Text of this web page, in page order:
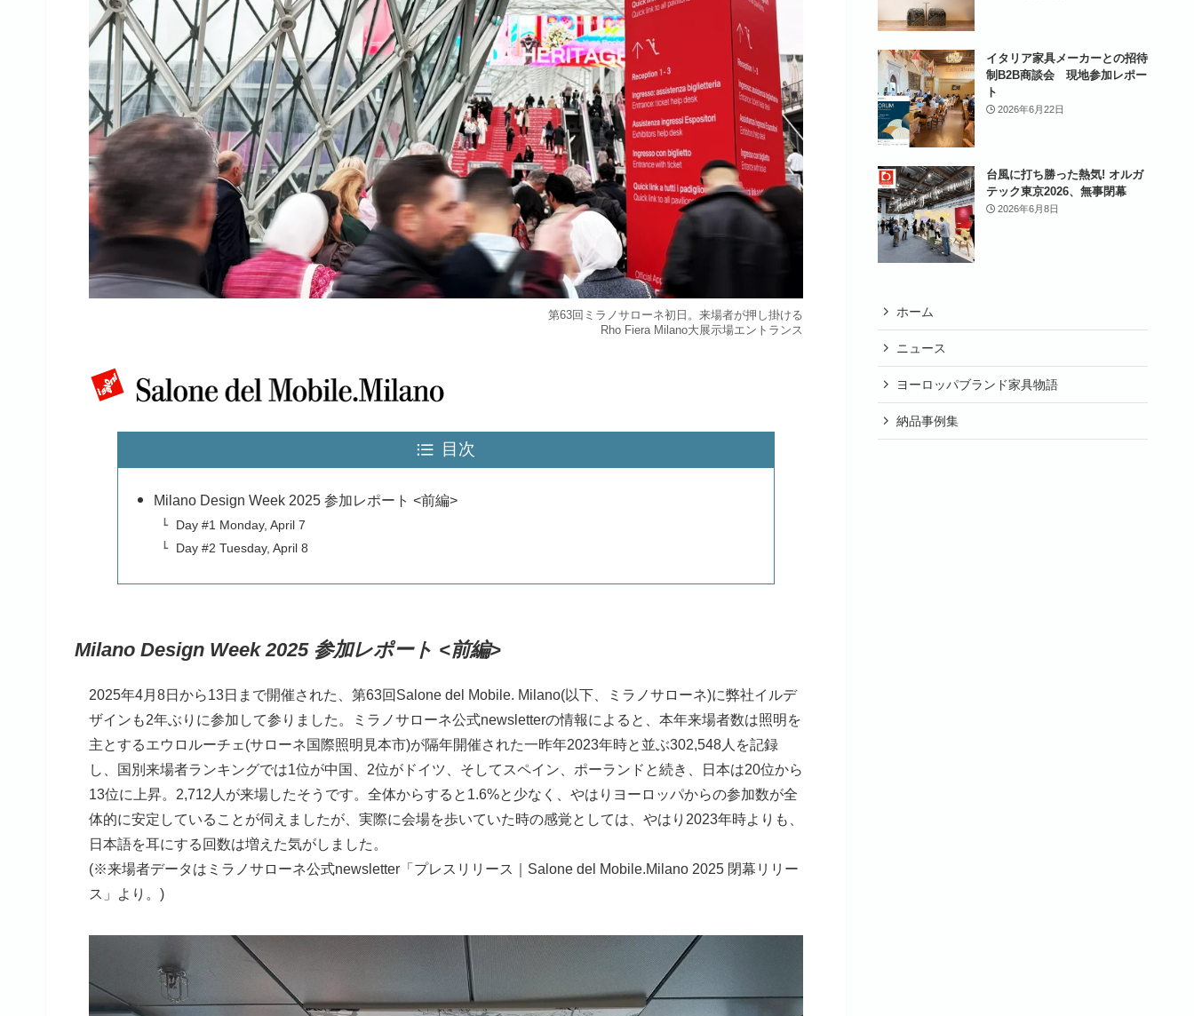
第63回ミラノサローネ初日。来場者が押し掛ける
Rho Fiera Milano大展示場エントランス
目次
Milano Design Week 2025 参加レポート <前編>
Day #1 Monday, April 7
Day #2 Tuesday, April 8
Milano Design Week 2025 参加レポート <前編>
2025年4月8日から13日まで開催された、第63回Salone del Mobile. Milano(以下、ミラノサローネ)に弊社イルデ
ザインも2年ぶりに参加して参りました。ミラノサローネ公式newsletterの情報によると、本年来場者数は照明を
主とするエウロルーチェ(サローネ国際照明見本市)が隔年開催された一昨年2023年時と並ぶ302,548人を記録
し、国別来場者ランキングでは1位が中国、2位がドイツ、そしてスペイン、ポーランドと続き、日本は20位から
13位に上昇。2,712人が来場したそうです。全体からすると1.6%と少なく、やはりヨーロッパからの参加数が全
体的に安定していることが伺えましたが、実際に会場を歩いていた時の感覚としては、やはり2023年時よりも、
日本語を耳にする回数は増えた気がしました。
(※来場者データはミラノサローネ公式newsletter「プレスリリース｜Salone del Mobile.Milano 2025 閉幕リリー
ス」より。)
イタリア家具メーカーとの招待
制B2B商談会 現地参加レポー
ト
2026年6月22日
台風に打ち勝った熱気! オルガ
テック東京2026、無事閉幕
2026年6月8日
ホーム
ニュース
ヨーロッパブランド家具物語
納品事例集